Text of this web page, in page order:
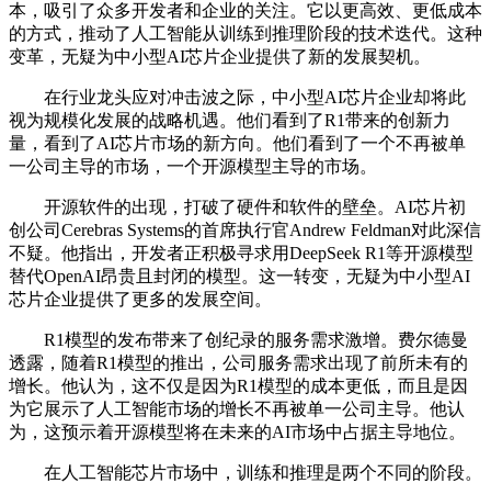
本，吸引了众多开发者和企业的关注。它以更高效、更低成本
的方式，推动了人工智能从训练到推理阶段的技术迭代。这种
变革，无疑为中小型AI芯片企业提供了新的发展契机。
在行业龙头应对冲击波之际，中小型AI芯片企业却将此
视为规模化发展的战略机遇。他们看到了R1带来的创新力
量，看到了AI芯片市场的新方向。他们看到了一个不再被单
一公司主导的市场，一个开源模型主导的市场。
开源软件的出现，打破了硬件和软件的壁垒。AI芯片初
创公司Cerebras Systems的首席执行官Andrew Feldman对此深信
不疑。他指出，开发者正积极寻求用DeepSeek R1等开源模型
替代OpenAI昂贵且封闭的模型。这一转变，无疑为中小型AI
芯片企业提供了更多的发展空间。
R1模型的发布带来了创纪录的服务需求激增。费尔德曼
透露，随着R1模型的推出，公司服务需求出现了前所未有的
增长。他认为，这不仅是因为R1模型的成本更低，而且是因
为它展示了人工智能市场的增长不再被单一公司主导。他认
为，这预示着开源模型将在未来的AI市场中占据主导地位。
在人工智能芯片市场中，训练和推理是两个不同的阶段。